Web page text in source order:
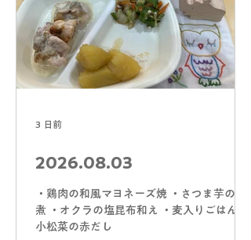
2026.08.03
・鶏肉の和風マヨネーズ焼 ・さつま芋の甘
煮 ・オクラの塩昆布和え ・麦入りごはん ・
小松菜の赤だし
3 日前